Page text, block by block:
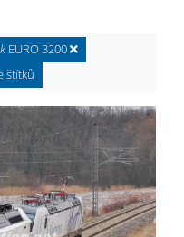
EURO 3200
štítků